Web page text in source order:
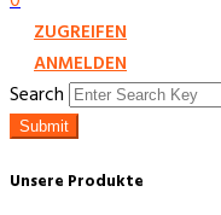
ZUGREIFEN
ANMELDEN
Search
Submit
Unsere Produkte